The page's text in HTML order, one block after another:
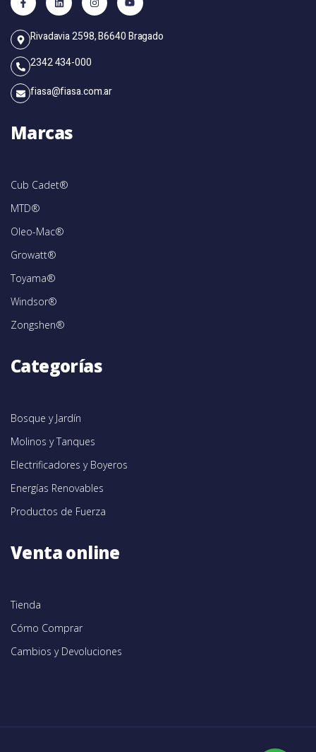
Rivadavia 2598, B6640 Bragado
2342 434-000
fiasa@fiasa.com.ar
Marcas
Cub Cadet®
MTD®
Oleo-Mac®
Growatt®
Toyama®
Windsor®
Zongshen®
Categorías
Bosque y Jardín
Molinos y Tanques
Electrificadores y Boyeros
Energías Renovables
Productos de Fuerza
Venta online
Tienda
Cómo Comprar
Cambios y Devoluciones